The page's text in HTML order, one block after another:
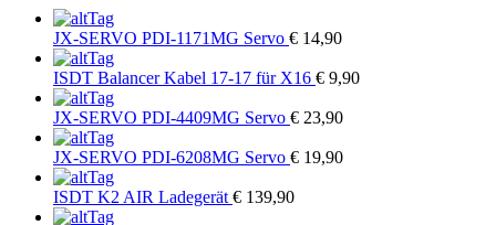
JX-SERVO PDI-1171MG Servo € 14,90
ISDT Balancer Kabel 17-17 für X16 € 9,90
JX-SERVO PDI-4409MG Servo € 23,90
JX-SERVO PDI-6208MG Servo € 19,90
ISDT K2 AIR Ladegerät € 139,90